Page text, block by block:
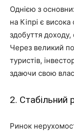
Однією з
на Кіпрі є
здобуття
Через великий
туристів,
здаючи свою
2. Стабільний
Ринок